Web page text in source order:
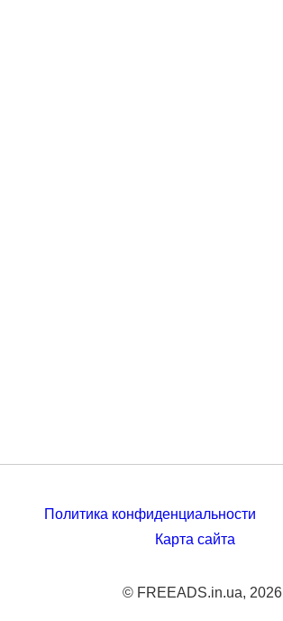
Политика конфиденциальности
Карта сайта
© FREEADS.in.ua, 2026